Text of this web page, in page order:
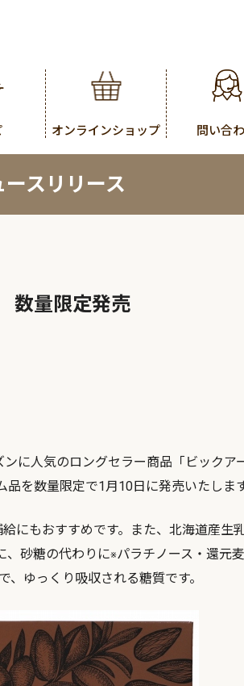
オンラインショップ 問い合
ースリリース
数量限定発売
に人気のロングセラー商品「ビックア
を数量限定で1月10日に発売いたします
にもおすすめです。また、北海道産生
、砂糖の代わりに※パラチノース・還元
ゆっくり吸収される糖質です。